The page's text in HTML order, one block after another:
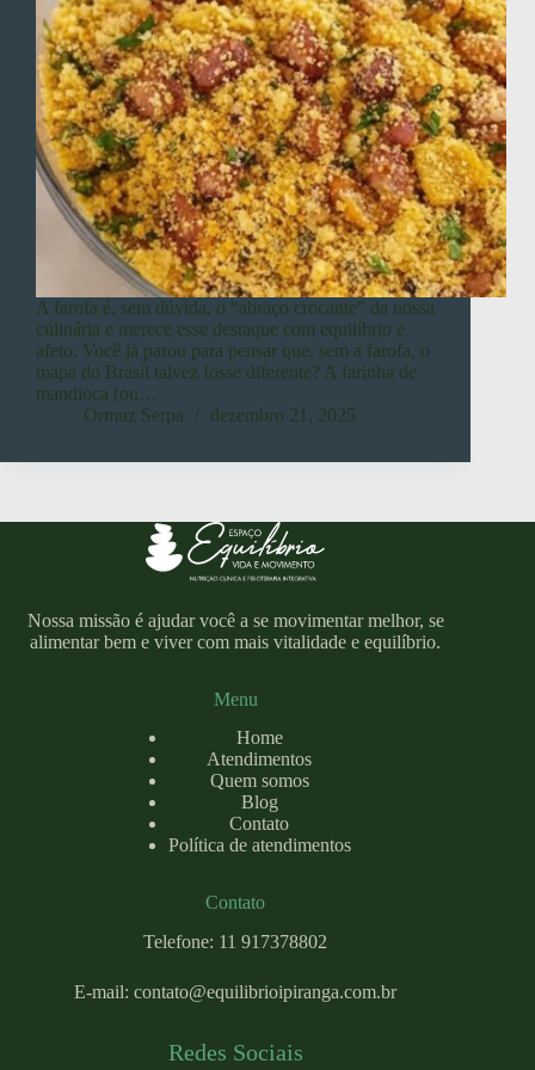
A farofa é, sem dúvida, o “abraço crocante” da nossa
culinária e merece esse destaque com equilíbrio e
afeto. Você já parou para pensar que, sem a farofa, o
mapa do Brasil talvez fosse diferente? A farinha de
mandioca (ou…
Ormuz Serpa
dezembro 21, 2025
Nossa missão é ajudar você a se movimentar melhor, se
alimentar bem e viver com mais vitalidade e equilíbrio.
Menu
Home
Atendimentos
Quem somos
Blog
Contato
Política de atendimentos
Contato
Telefone: 11 917378802
E-mail:contato@equilibrioipiranga.com.br
Redes Sociais